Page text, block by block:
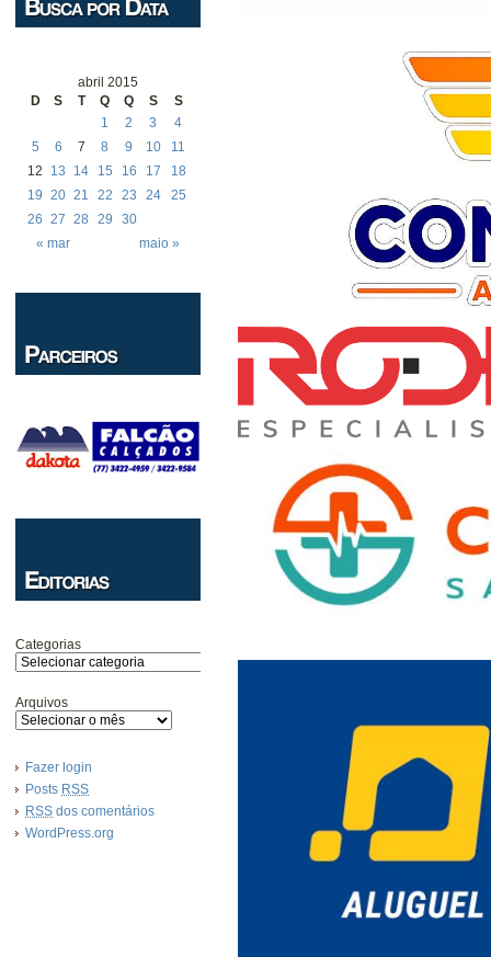
abril 2015
D
S T Q Q S S
« mar maio »
1 2 3
4
5
6 7 8 9 10
11
12
13 14 15 16 17
18
19
20 21 22 23 24
25
26
27 28 29 30
Categorias
Arquivos
Fazer login
Posts RSS
RSS dos comentários
WordPress.org